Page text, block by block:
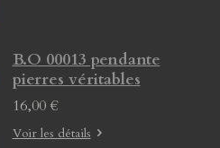
B.O 00013 pendante
pierres véritables
16,00 €
Voir les détails